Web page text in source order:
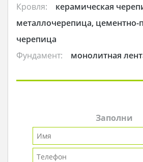
Кровля:
керамическая
металлочерепица, цементно-
черепица
Фундамент:
монолитная
Заполни